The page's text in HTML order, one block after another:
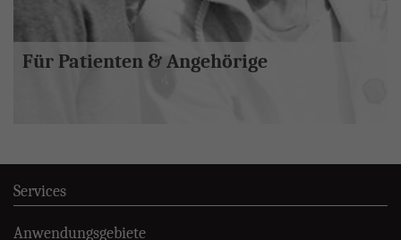
Für Patienten & Angehörige
Services
Anwendungsgebiete